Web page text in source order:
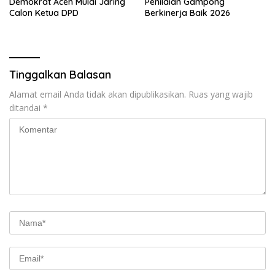
Calon Ketua DPD
Berkinerja Baik 2026
Tinggalkan Balasan
Alamat email Anda tidak akan dipublikasikan. Ruas yang wajib
ditandai *